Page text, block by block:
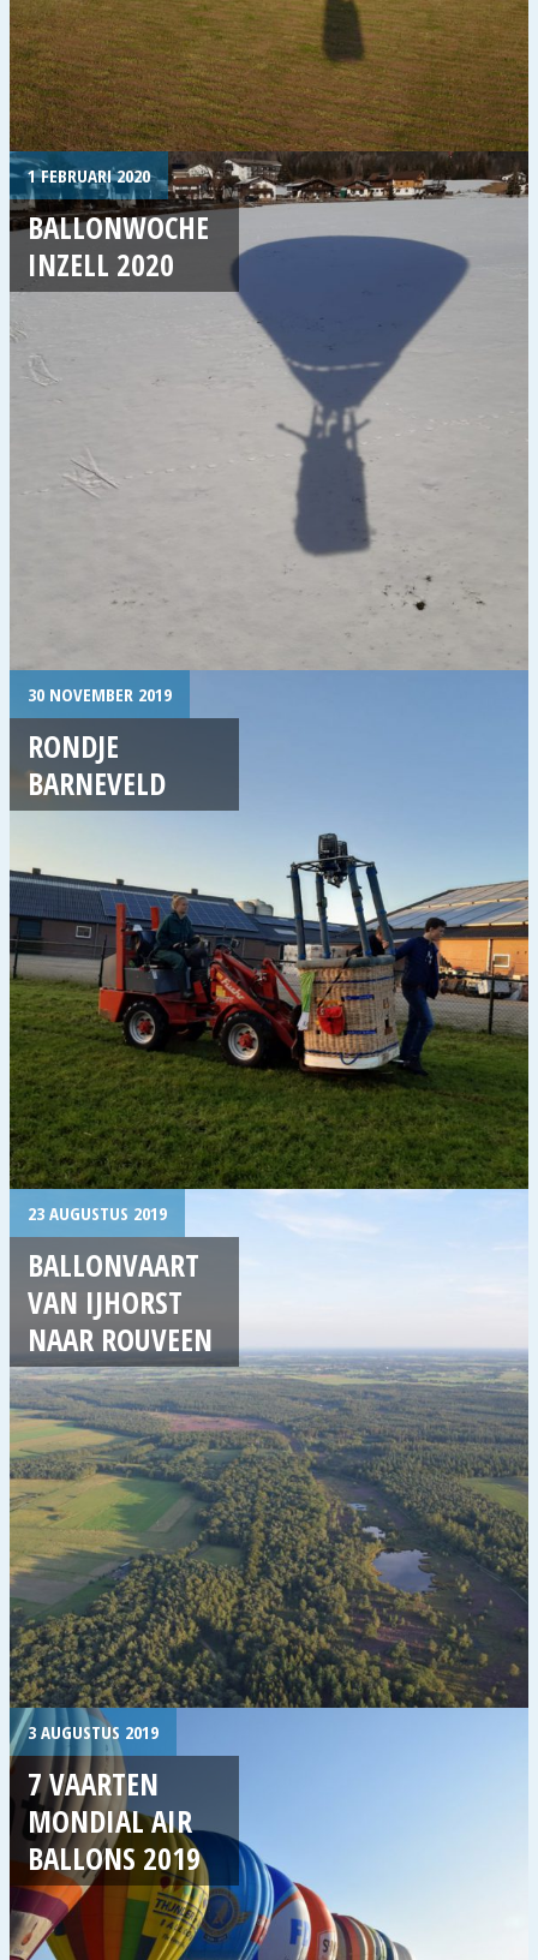
1 FEBRUARI 2020
BALLONWOCHE
INZELL 2020
30 NOVEMBER 2019
RONDJE
BARNEVELD
23 AUGUSTUS 2019
BALLONVAART
VAN IJHORST
NAAR ROUVEEN
3 AUGUSTUS 2019
7 VAARTEN
MONDIAL AIR
BALLONS 2019